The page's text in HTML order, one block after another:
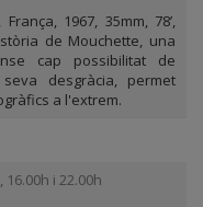
, França, 1967, 35mm, 78’,
de Mouchette, una
cap possibilitat de
desgràcia, permet
a l'extrem.
16.00h i 22.00h